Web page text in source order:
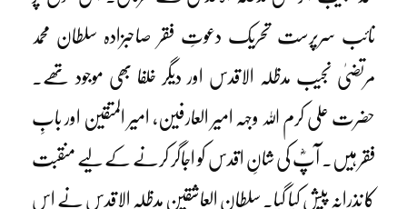
نائب سرپرست تحریک دعوتِ فقر صاحبزادہ سلطان محمد
مرتضیٰ نجیب مدظلہ الاقدس اور دیگر خلفا بھی موجود تھے۔
حضرت علی کرم اللہ وجہہ امیر العارفین، امیر المتقین اور بابِ
فقر ہیں۔ آپؓ کی شانِ اقدس کو اجاگر کرنے کے لیے منقبت
کا نذرانہ پیش کیا گیا۔ سلطان العاشقین مدظلہ الاقدس نے اس